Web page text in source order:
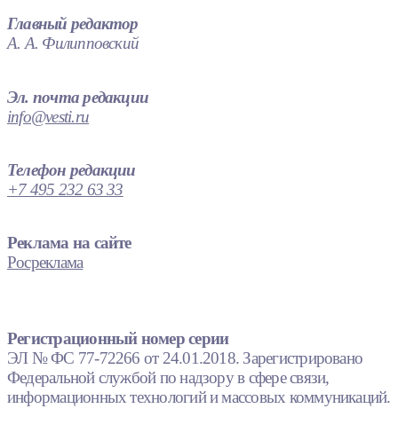
Главный редактор
А. А. Филипповский
Эл. почта редакции
info@vesti.ru
Телефон редакции
+7 495 232 63 33
Реклама на сайте
Росреклама
Регистрационный номер серии
ЭЛ № ФС 77-72266 от 24.01.2018. Зарегистрировано
Федеральной службой по надзору в сфере связи,
информационных технологий и массовых коммуникаций.